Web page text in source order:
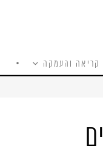
קריאה והעמקה